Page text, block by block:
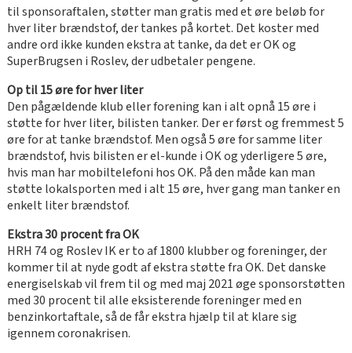
til sponsoraftalen, støtter man gratis med et øre beløb for
hver liter brændstof, der tankes på kortet. Det koster med
andre ord ikke kunden ekstra at tanke, da det er OK og
SuperBrugsen i Roslev, der udbetaler pengene.
Op til 15 øre for hver liter
Den pågældende klub eller forening kan i alt opnå 15 øre i
støtte for hver liter, bilisten tanker. Der er først og fremmest 5
øre for at tanke brændstof. Men også 5 øre for samme liter
brændstof, hvis bilisten er el-kunde i OK og yderligere 5 øre,
hvis man har mobiltelefoni hos OK. På den måde kan man
støtte lokalsporten med i alt 15 øre, hver gang man tanker en
enkelt liter brændstof.
Ekstra 30 procent fra OK
HRH 74 og Roslev IK er to af 1800 klubber og foreninger, der
kommer til at nyde godt af ekstra støtte fra OK. Det danske
energiselskab vil frem til og med maj 2021 øge sponsorstøtten
med 30 procent til alle eksisterende foreninger med en
benzinkortaftale, så de får ekstra hjælp til at klare sig
igennem coronakrisen.